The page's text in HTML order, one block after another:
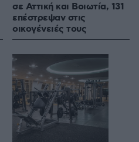
σε Αττική και Βοιωτία, 131
επέστρεψαν στις
οικογένειές τους